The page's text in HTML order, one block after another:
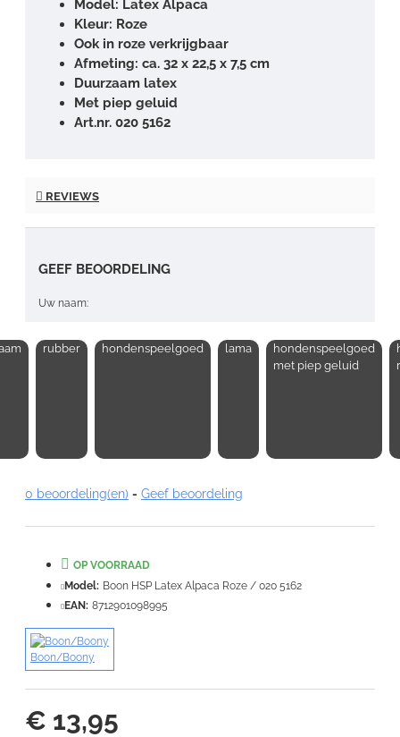
Model: Latex Alpaca
Kleur: Roze
Ook in roze verkrijgbaar
Afmeting: ca. 32 x 22,5 x 7,5 cm
Duurzaam latex
Met piep geluid
Art.nr. 020 5162
REVIEWS
GEEF BEOORDELING
Uw naam:
Waardering:
VERDER
rubber hondenspeelgoed lama
hondenspeelgoed
met piep geluid
0 beoordeling(en) - Geef beoordeling
€ 13,95
OP VOORRAAD
Model: Boon HSP Latex Alpaca Roze / 020 5162
EAN: 8712901098995
Boon/Boony